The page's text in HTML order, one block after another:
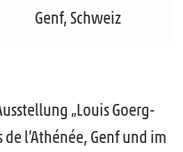
Genf, Schweiz
„Louis Goerg-
de l’Athénée, Genf und im